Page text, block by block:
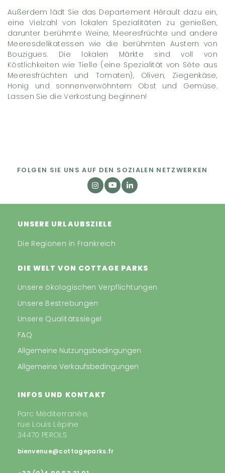
Außerdem lädt Sie das Departement Hérault dazu ein,
eine Vielzahl von lokalen Spezialitäten zu genießen,
darunter berühmte Weine, Meeresfrüchte und andere
Meeresdelikatessen wie die berühmten Austern von
Bouzigues. Die lokalen Märkte sind voll von
Köstlichkeiten wie Tielle (eine Spezialität von Sète aus
Meeresfrüchten und Tomaten), Oliven, Ziegenkäse,
Honig und sonnenverwöhntem Obst und Gemüse.
Lassen Sie die Verkostung beginnen!
FOLGEN SIE UNS AUF DEN SOZIALEN NETZWERKEN
UNSERE URLAUBSZIELE
Die Regionen in Frankreich
DIE WELT VON COTTAGE PARKS
Unsere ökologischen Verpflichtungen
Unsere Bestrebungen
Unsere Qualitätssiegel
FAQ
Allgemeine Nutzungsbedingungen
Allgemeine Verkaufsbedingungen
INFOS UND KONTAKT
Parc Méditerranée,
rue Louis Lépine
34470 PEROLS
bienvenue@cottageparks.fr